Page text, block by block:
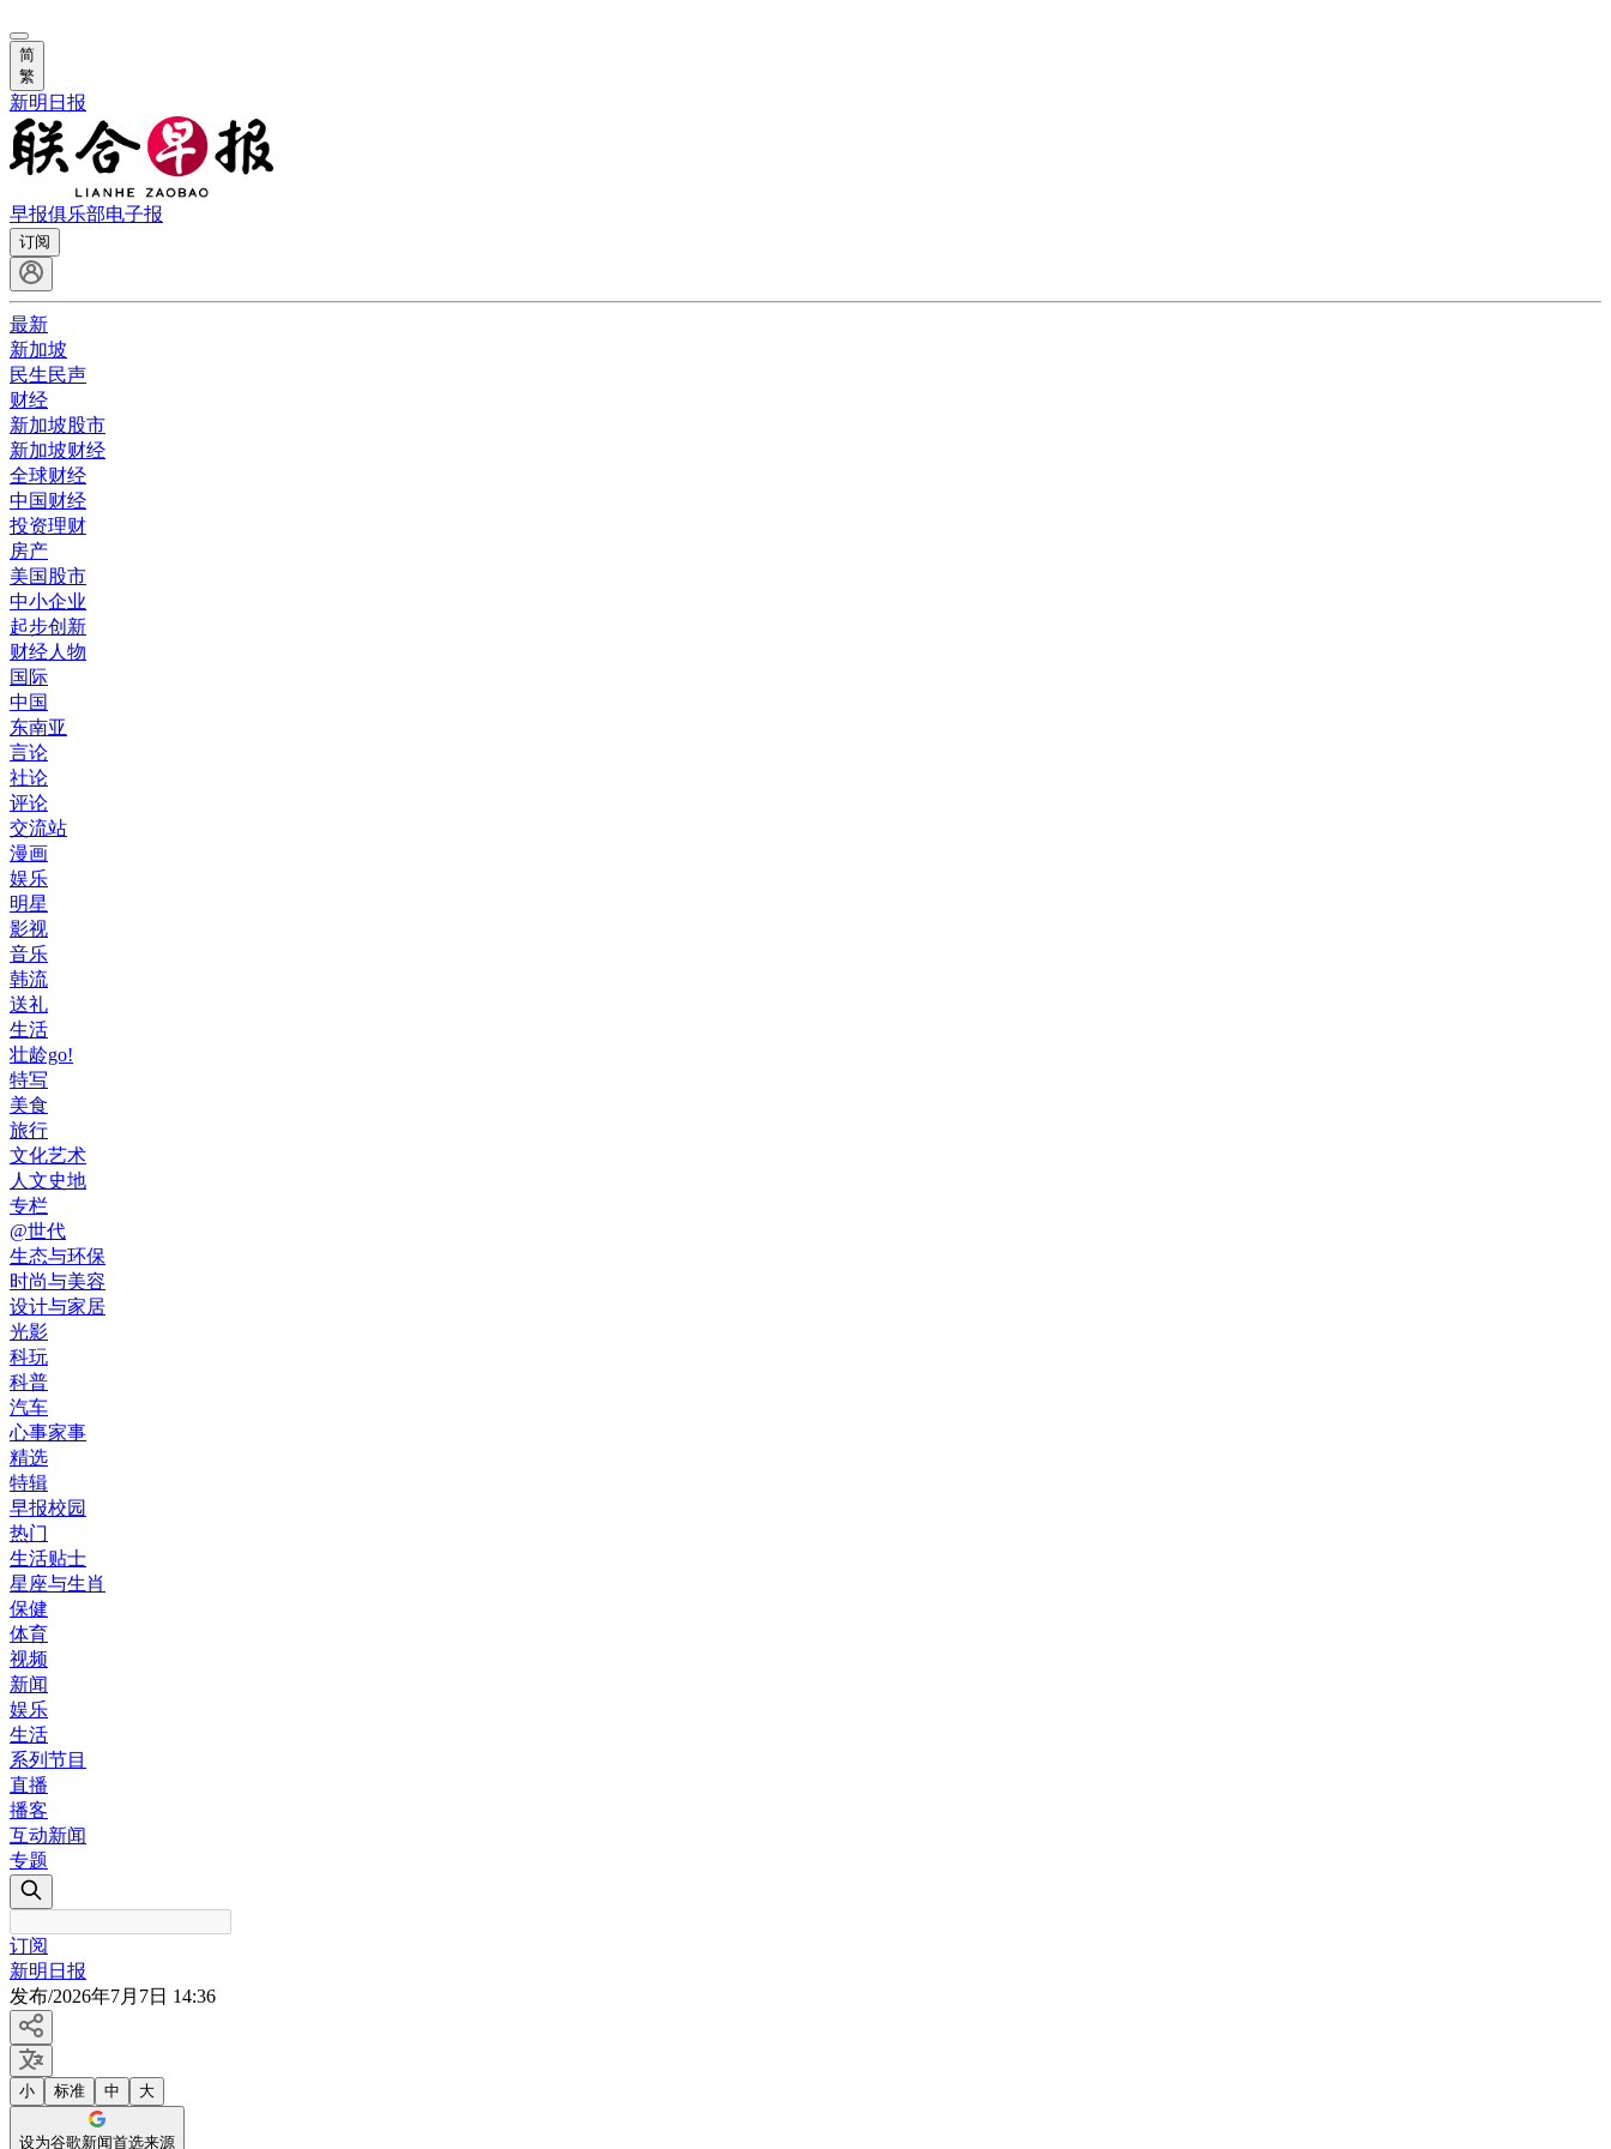
简
繁
新明日报
早报俱乐部电子报
订阅
最新
新加坡
民生民声
财经
新加坡股市
新加坡财经
全球财经
中国财经
投资理财
房产
美国股市
中小企业
起步创新
财经人物
国际
中国
东南亚
言论
社论
评论
交流站
漫画
娱乐
明星
影视
音乐
韩流
送礼
生活
壮龄go!
特写
美食
旅行
文化艺术
人文史地
专栏
@世代
生态与环保
时尚与美容
设计与家居
光影
科玩
科普
汽车
心事家事
精选
特辑
早报校园
热门
生活贴士
星座与生肖
保健
体育
视频
新闻
娱乐
生活
系列节目
直播
播客
互动新闻
专题
订阅
新明日报
发布/2026年7月7日 14:36
小 标准 中 大
设为谷歌新闻首选来源